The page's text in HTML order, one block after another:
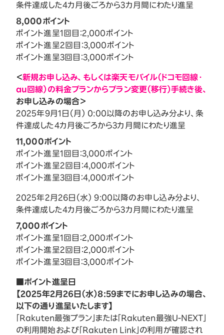
条件達成した4カ月後ごろから3カ月間にわたり進呈
8,000ポイント
ポイント進呈1回目：2,000ポイント
ポイント進呈2回目：3,000ポイント
ポイント進呈3回目：3,000ポイント
＜新規お申し込み、もしくは楽天モバイル（ドコモ回線・
au回線）の料金プランからプラン変更（移行）手続き後、
お申し込みの場合＞
2025年9月1日（月） 0:00以降のお申し込み分より、条
件達成した4カ月後ごろから3カ月間にわたり進呈
11,000ポイント
ポイント進呈1回目：3,000ポイント
ポイント進呈2回目：4,000ポイント
ポイント進呈3回目：4,000ポイント
2025年2月26日（水） 9:00以降のお申し込み分より、
条件達成した4カ月後ごろから3カ月間にわたり進呈
7,000ポイント
ポイント進呈1回目：2,000ポイント
ポイント進呈2回目：2,000ポイント
ポイント進呈3回目：3,000ポイント
■ポイント進呈日
【2025年2月26日（水）8:59までにお申し込みの場合、
以下の通り進呈いたします】
「Rakuten最強プラン」または「Rakuten最強U-NEXT」
の利用開始および「Rakuten Link」の利用が確認され